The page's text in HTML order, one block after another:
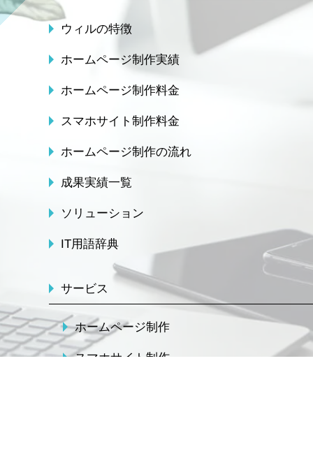
ウィルの特徴
ホームページ制作実績
ホームページ制作料金
スマホサイト制作料金
ホームページ制作の流れ
成果実績一覧
ソリューション
IT用語辞典
サービス
ホームページ制作
スマホサイト制作